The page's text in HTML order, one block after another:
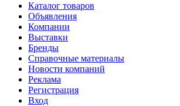
Каталог товаров
Объявления
Компании
Выставки
Бренды
Справочные материалы
Новости компаний
Реклама
Регистрация
Вход